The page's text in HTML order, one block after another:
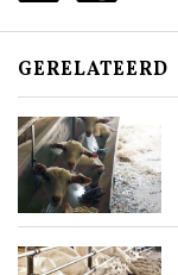
GERELATEERD